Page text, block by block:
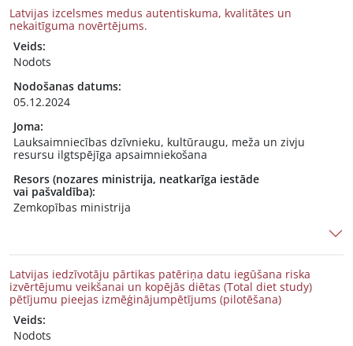
Latvijas izcelsmes medus autentiskuma, kvalitātes un
nekaitīguma novērtējums.
Veids:
Nodots
Nodošanas datums:
05.12.2024
Joma:
Lauksaimniecības dzīvnieku, kultūraugu, meža un zivju
resursu ilgtspējīga apsaimniekošana
Resors (nozares ministrija, neatkarīga iestāde
vai pašvaldība):
Zemkopības ministrija
Latvijas iedzīvotāju pārtikas patēriņa datu iegūšana riska
izvērtējumu veikšanai un kopējās diētas (Total diet study)
pētījumu pieejas izmēģinājumpētījums (pilotēšana)
Veids:
Nodots